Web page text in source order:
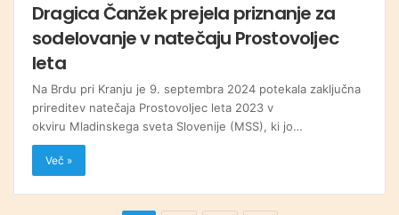
Dragica Čanžek prejela priznanje za
sodelovanje v natečaju Prostovoljec
leta
Na Brdu pri Kranju je 9. septembra 2024 potekala zaključna
prireditev natečaja Prostovoljec leta 2023 v
okviru Mladinskega sveta Slovenije (MSS), ki jo…
Več »